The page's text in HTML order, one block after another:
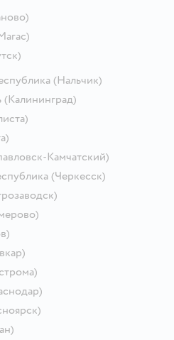
(Нальчик)
(Калининград)
Камчатский)
(Черкесск)